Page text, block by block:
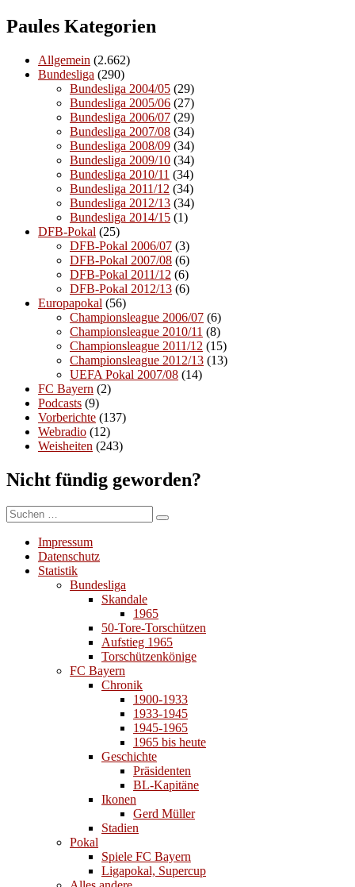
Paules Kategorien
Allgemein (2.662)
Bundesliga (290)
Bundesliga 2004/05 (29)
Bundesliga 2005/06 (27)
Bundesliga 2006/07 (29)
Bundesliga 2007/08 (34)
Bundesliga 2008/09 (34)
Bundesliga 2009/10 (34)
Bundesliga 2010/11 (34)
Bundesliga 2011/12 (34)
Bundesliga 2012/13 (34)
Bundesliga 2014/15 (1)
DFB-Pokal (25)
DFB-Pokal 2006/07 (3)
DFB-Pokal 2007/08 (6)
DFB-Pokal 2011/12 (6)
DFB-Pokal 2012/13 (6)
Europapokal (56)
Championsleague 2006/07 (6)
Championsleague 2010/11 (8)
Championsleague 2011/12 (15)
Championsleague 2012/13 (13)
UEFA Pokal 2007/08 (14)
FC Bayern (2)
Podcasts (9)
Vorberichte (137)
Webradio (12)
Weisheiten (243)
Nicht fündig geworden?
Suchen
nach:
Suchen
Impressum
Datenschutz
Statistik
Bundesliga
Skandale
1965
50-Tore-Torschützen
Aufstieg 1965
Torschützenkönige
FC Bayern
Chronik
1900-1933
1933-1945
1945-1965
1965 bis heute
Geschichte
Präsidenten
BL-Kapitäne
Ikonen
Gerd Müller
Stadien
Pokal
Spiele FC Bayern
Ligapokal, Supercup